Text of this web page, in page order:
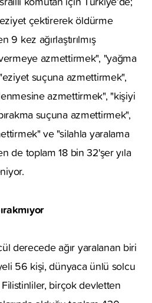
çektirerek öldürme
kez ağırlaştırılmış
azmettirmek", "yağma
suçuna azmettirmek",
azmettirmek", "kişiyi
suçuna azmettirmek",
ve "silahla yaralama
de toplam 18 bin 32'şer yıla
derecede ağır yaralanan biri
56 kişi, dünyaca ünlü solcu
birçok devletten